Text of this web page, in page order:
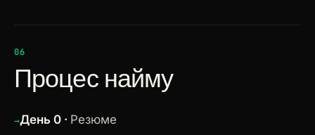
06
Процес найму
День 0 · Резюме